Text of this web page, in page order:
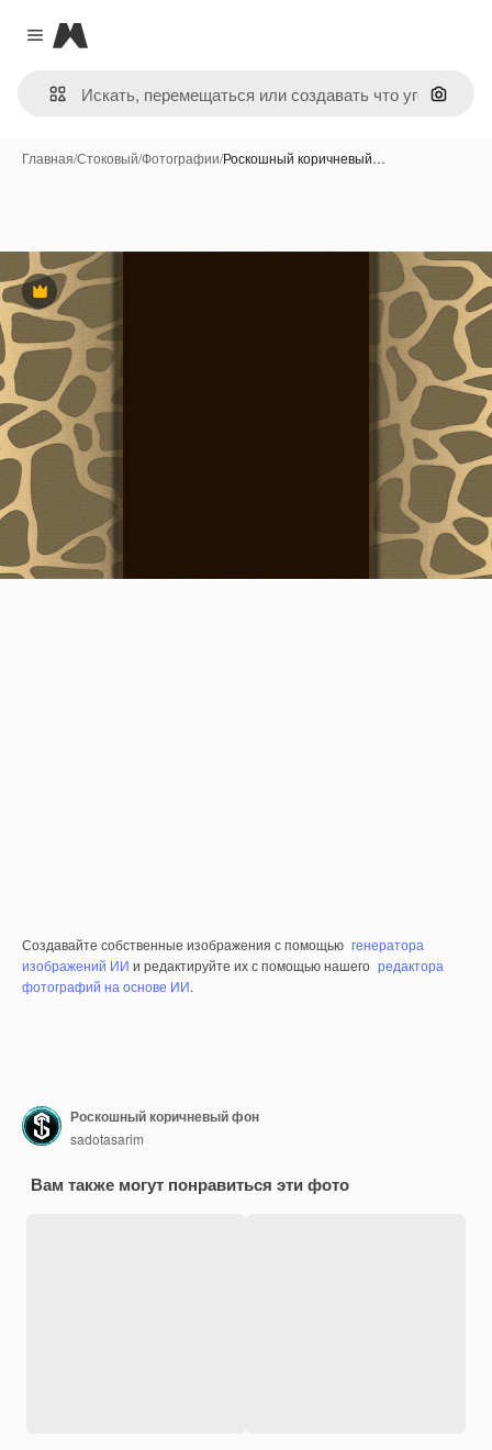
Close menu
Magnific
Поиск
Главная/Стоковый/Фотографии/Роскошный коричневый…
Премиум
Создавайте собственные изображения с помощью генератора
изображений ИИ и редактируйте их с помощью нашего редактора
фотографий на основе ИИ.
Роскошный коричневый фон
sadotasarim
Вам также могут понравиться эти фото